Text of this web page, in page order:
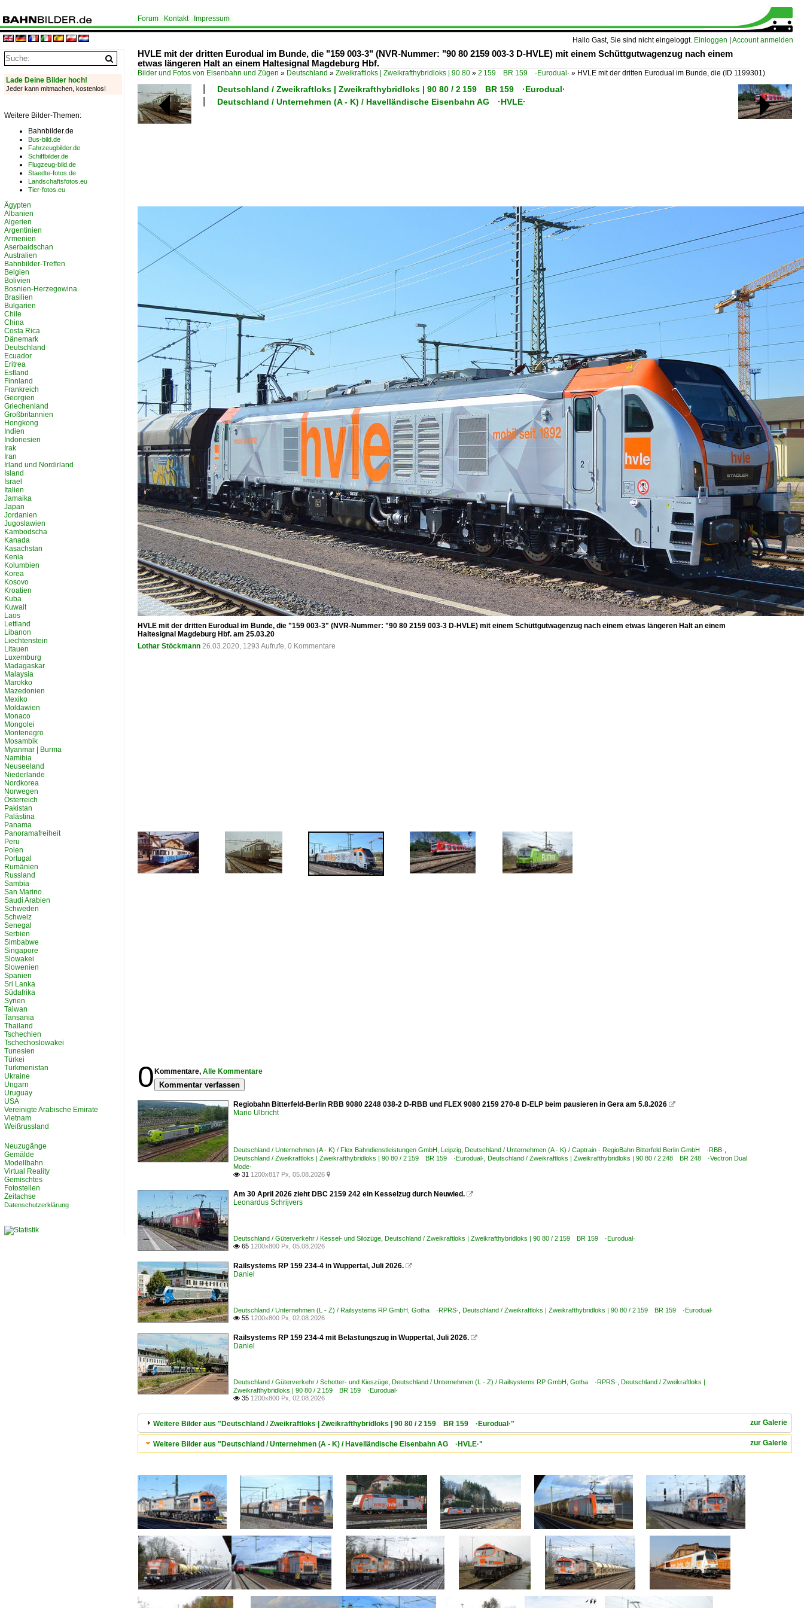
Hallo Gast, Sie sind nicht eingeloggt. Einloggen Account anmelden
Forum Kontakt Impressum
HVLE mit der dritten Eurodual im Bunde, die "159 003-3" (NVR-Nummer: "90 80 2159 003-3 D-HVLE) mit einem Schüttgutwagenzug nach einem
etwas längeren Halt an einem Haltesignal Magdeburg Hbf.
Bilder und Fotos von Eisenbahn und Zügen » Deutschland » Zweikraftloks | Zweikrafthybridloks | 90 80 » 2 159 BR 159 ·Eurodual· » HVLE mit der dritten Eurodual im Bunde, die (ID 1199301)
Deutschland / Zweikraftloks | Zweikrafthybridloks | 90 80 / 2 159 BR 159 ·Eurodual·
Deutschland / Unternehmen (A - K) / Havelländische Eisenbahn AG ·HVLE·
HVLE mit der dritten Eurodual im Bunde, die "159 003-3" (NVR-Nummer: "90 80 2159 003-3 D-HVLE) mit einem Schüttgutwagenzug nach einem etwas längeren Halt an einem
Haltesignal Magdeburg Hbf. am 25.03.20
Lothar Stöckmann 26.03.2020, 1293 Aufrufe, 0 Kommentare
0 Kommentare, Alle Kommentare
Kommentar verfassen
Regiobahn Bitterfeld-Berlin RBB 9080 2248 038-2 D-RBB und FLEX 9080 2159 270-8 D-ELP beim pausieren in Gera am 5.8.2026 
Mario Ulbricht
Deutschland / Unternehmen (A - K) / Flex Bahndienstleistungen GmbH, Leipzig Deutschland / Unternehmen (A - K) / Captrain - RegioBahn Bitterfeld Berlin GmbH ·RBB·
Deutschland / Zweikraftloks | Zweikrafthybridloks | 90 80 / 2 159 BR 159 ·Eurodual· Deutschland / Zweikraftloks | Zweikrafthybridloks | 90 80 / 2 248 BR 248 ·Vectron Dual
Mode·
 31 1200x817 Px, 05.08.2026 
Am 30 April 2026 zieht DBC 2159 242 ein Kesselzug durch Neuwied. 
Leonardus Schrijvers
Deutschland / Güterverkehr / Kessel- und Silozüge Deutschland / Zweikraftloks | Zweikrafthybridloks | 90 80 / 2 159 BR 159 ·Eurodual·
 65 1200x800 Px, 05.08.2026
Railsystems RP 159 234-4 in Wuppertal, Juli 2026. 
Daniel
Deutschland / Unternehmen (L - Z) / Railsystems RP GmbH, Gotha ·RPRS· Deutschland / Zweikraftloks | Zweikrafthybridloks | 90 80 / 2 159 BR 159 ·Eurodual·
 55 1200x800 Px, 02.08.2026
Railsystems RP 159 234-4 mit Belastungszug in Wuppertal, Juli 2026. 
Daniel
Deutschland / Güterverkehr / Schotter- und Kieszüge Deutschland / Unternehmen (L - Z) / Railsystems RP GmbH, Gotha ·RPRS· Deutschland / Zweikraftloks |
Zweikrafthybridloks | 90 80 / 2 159 BR 159 ·Eurodual·
 35 1200x800 Px, 02.08.2026
zur Galerie
Weitere Bilder aus "Deutschland / Zweikraftloks | Zweikrafthybridloks | 90 80 / 2 159 BR 159 ·Eurodual·"
zur Galerie
Weitere Bilder aus "Deutschland / Unternehmen (A - K) / Havelländische Eisenbahn AG ·HVLE·"
Lade Deine Bilder hoch!
Jeder kann mitmachen, kostenlos!
Weitere Bilder-Themen:
Bahnbilder.de
Bus-bild.de
Fahrzeugbilder.de
Schiffbilder.de
Flugzeug-bild.de
Staedte-fotos.de
Landschaftsfotos.eu
Tier-fotos.eu
Ägypten
Albanien
Algerien
Argentinien
Armenien
Aserbaidschan
Australien
Bahnbilder-Treffen
Belgien
Bolivien
Bosnien-Herzegowina
Brasilien
Bulgarien
Chile
China
Costa Rica
Dänemark
Deutschland
Ecuador
Eritrea
Estland
Finnland
Frankreich
Georgien
Griechenland
Großbritannien
Hongkong
Indien
Indonesien
Irak
Iran
Irland und Nordirland
Island
Israel
Italien
Jamaika
Japan
Jordanien
Jugoslawien
Kambodscha
Kanada
Kasachstan
Kenia
Kolumbien
Korea
Kosovo
Kroatien
Kuba
Kuwait
Laos
Lettland
Libanon
Liechtenstein
Litauen
Luxemburg
Madagaskar
Malaysia
Marokko
Mazedonien
Mexiko
Moldawien
Monaco
Mongolei
Montenegro
Mosambik
Myanmar | Burma
Namibia
Neuseeland
Niederlande
Nordkorea
Norwegen
Österreich
Pakistan
Palästina
Panama
Panoramafreiheit
Peru
Polen
Portugal
Rumänien
Russland
Sambia
San Marino
Saudi Arabien
Schweden
Schweiz
Senegal
Serbien
Simbabwe
Singapore
Slowakei
Slowenien
Spanien
Sri Lanka
Südafrika
Syrien
Taiwan
Tansania
Thailand
Tschechien
Tschechoslowakei
Tunesien
Türkei
Turkmenistan
Ukraine
Ungarn
Uruguay
USA
Vereinigte Arabische Emirate
Vietnam
Weißrussland
Neuzugänge
Gemälde
Modellbahn
Virtual Reality
Gemischtes
Fotostellen
Zeitachse
Datenschutzerklärung